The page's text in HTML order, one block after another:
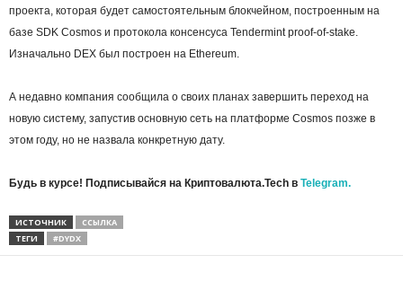
проекта, которая будет самостоятельным блокчейном, построенным на
базе SDK Cosmos и протокола консенсуса Tendermint proof-of-stake.
Изначально DEX был построен на Ethereum.
А недавно компания сообщила о своих планах завершить переход на
новую систему, запустив основную сеть на платформе Cosmos позже в
этом году, но не назвала конкретную дату.
Будь в курсе! Подписывайся на Криптовалюта.Tech в Telegram.
ИСТОЧНИК
ССЫЛКА
ТЕГИ
#DYDX